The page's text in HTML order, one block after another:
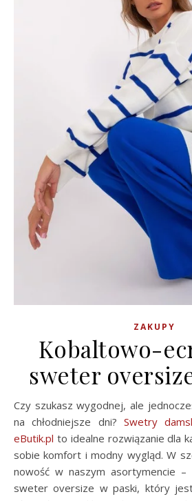
ZAKUPY
Kobaltowo-
sweter
Czy szukasz wygodnej, ale jednocześnie stylowej odzieży
na chłodniejsze dni? Swetry
eButik.pl to idealne rozwiązanie dla
sobie komfort i modny wygląd. W
nowość w naszym asortymencie –
sweter oversize w paski, który